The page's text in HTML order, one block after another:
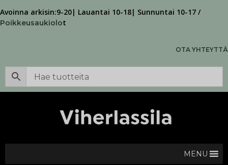
Avoinna arkisin:9-20| Lauantai 10-18| Sunnuntai 10-17 /
Poikkeusaukiolot
OTA YHTEYTTÄ
MENU